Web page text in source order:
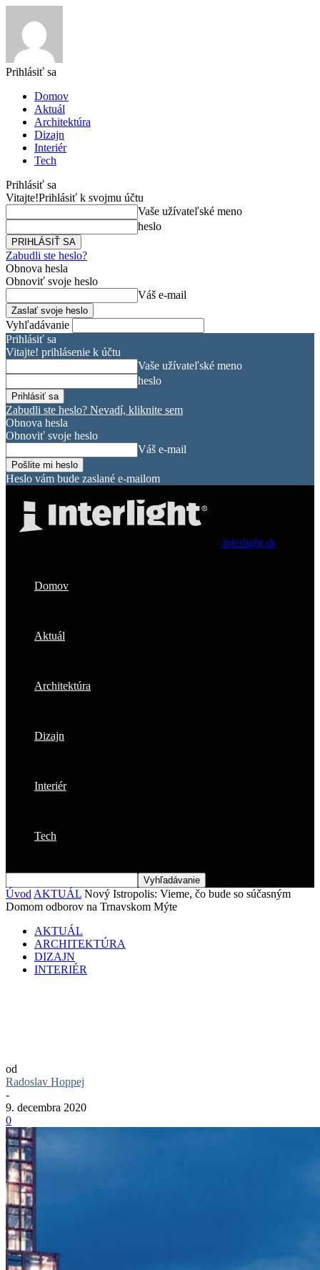
Prihlásiť sa
Domov
Aktuál
Architektúra
Dizajn
Interiér
Tech
Prihlásiť sa
Vitajte!Prihlásiť k svojmu účtu
Vaše užívateľské meno
heslo
Zabudli ste heslo?
Obnova hesla
Obnoviť svoje heslo
Váš e-mail
Vyhľadávanie
Prihlásiť sa
Vitajte! prihlásenie k účtu
Vaše užívateľské meno
heslo
Zabudli ste heslo? Nevadí, kliknite sem
Obnova hesla
Obnoviť svoje heslo
Váš e-mail
Heslo vám bude zaslané e-mailom
interlight.sk
Domov
Aktuál
Architektúra
Dizajn
Interiér
Tech
Úvod AKTUÁL Nový Istropolis: Vieme, čo bude so súčasným
Domom odborov na Trnavskom Mýte
AKTUÁL
ARCHITEKTÚRA
DIZAJN
INTERIÉR
od
Radoslav Hoppej
-
9. decembra 2020
0